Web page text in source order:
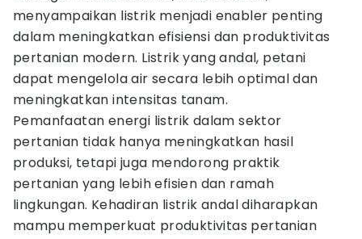
menyampaikan listrik menjadi enabler penting
dalam meningkatkan efisiensi dan produktivitas
pertanian modern. Listrik yang andal, petani
dapat mengelola air secara lebih optimal dan
meningkatkan intensitas tanam.
Pemanfaatan energi listrik dalam sektor
pertanian tidak hanya meningkatkan hasil
produksi, tetapi juga mendorong praktik
pertanian yang lebih efisien dan ramah
lingkungan. Kehadiran listrik andal diharapkan
mampu memperkuat produktivitas pertanian